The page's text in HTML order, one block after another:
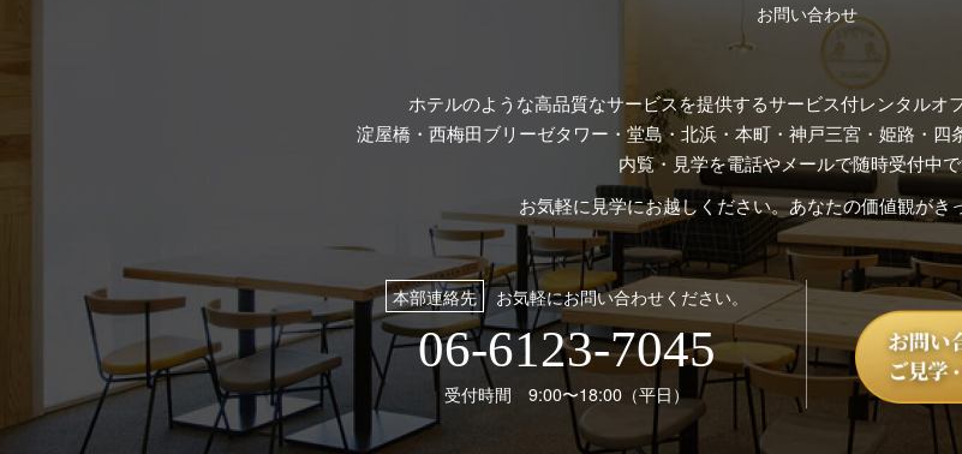
お問い合わせ
ホテルのような高品質なサービスを提供するサービス付レンタルオ
淀屋橋・西梅田ブリーゼタワー・堂島・北浜・本町・神戸三宮・姫路・四
内覧・見学を電話やメールで随時受付中で
お気軽に見学にお越しください。あなたの価値観がき
本部連絡先 お気軽にお問い合わせください。
06-6123-7045
受付時間 9:00〜18:00（平日）